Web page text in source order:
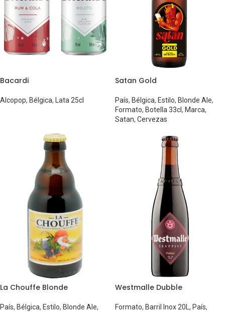
Bacardi
Alcopop, Bélgica, Lata 25cl
Satan Gold
País, Bélgica, Estilo, Blonde Ale,
Formato, Botella 33cl, Marca,
Satan, Cervezas
La Chouffe Blonde
País, Bélgica, Estilo, Blonde Ale,
Westmalle Dubble
Formato, Barril Inox 20L , País,